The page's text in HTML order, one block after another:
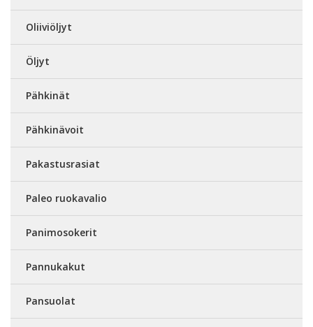
Oliiviöljyt
Öljyt
Pähkinät
Pähkinävoit
Pakastusrasiat
Paleo ruokavalio
Panimosokerit
Pannukakut
Pansuolat